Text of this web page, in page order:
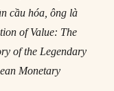
cầu hóa, ông là
of Value: The
of the Legendary
Monetary